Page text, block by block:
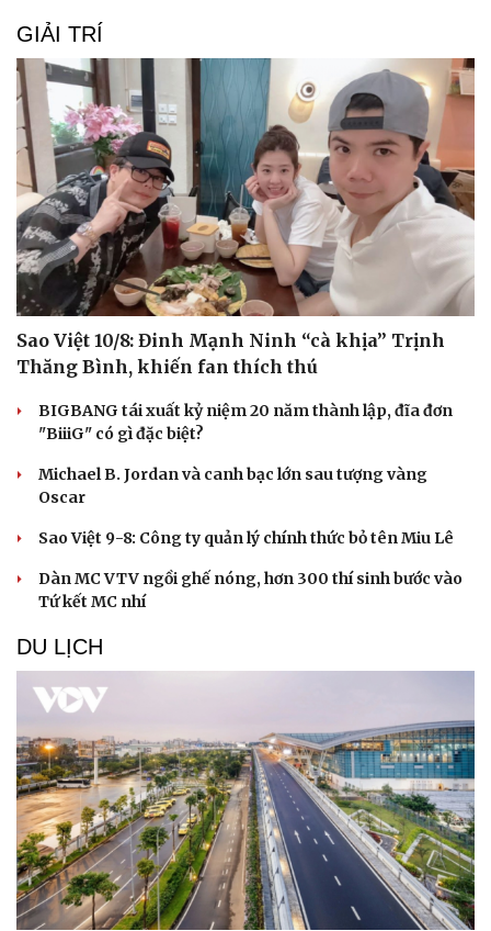
Nhi khoa
Làm đẹp - giảm cân
Phòng mạch online
Ăn sạch sống khỏe
GIẢI TRÍ
Sao Việt 10/8: Đinh Mạnh Ninh “cà khịa” Trịnh
Thăng Bình, khiến fan thích thú
BIGBANG tái xuất kỷ niệm 20 năm thành lập, đĩa đơn
"BiiiG" có gì đặc biệt?
Michael B. Jordan và canh bạc lớn sau tượng vàng
Oscar
Sao Việt 9-8: Công ty quản lý chính thức bỏ tên Miu Lê
Dàn MC VTV ngồi ghế nóng, hơn 300 thí sinh bước vào
Tứ kết MC nhí
DU LỊCH